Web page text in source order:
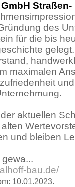
des
für die bis
maximalen
aktuellen
und bleiben
gewa...
bau.de/
10.01.2023.